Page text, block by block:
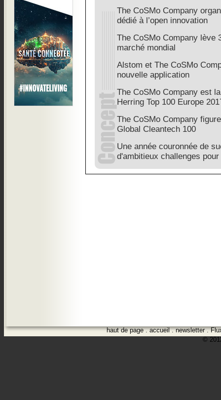
The CoSMo Company
dédié à l’open innovation
The CoSMo Company lève
marché mondial
Alstom et The CoSMo
nouvelle application
The CoSMo Company est
Herring Top 100 Europe
The CoSMo Company
Global Cleantech 100
Une année couronnée de
d'ambitieux challenges pour
haut de page.accueil.newsletter.
©